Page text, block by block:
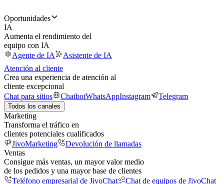
Oportunidades
IA
Aumenta el rendimiento del
equipo con IA
Agente de IA
Asistente de IA
Atención al cliente
Crea una experiencia de atención al
cliente excepcional
Chat para sitios
ChatbotWhatsAppInstagram Telegram
Todos los canales
Marketing
Transforma el tráfico en
clientes potenciales cualificados
JivoMarketing
Devolución de llamadas
Ventas
Consigue más ventas, un mayor valor medio
de los pedidos y una mayor base de clientes
Teléfono empresarial de JivoChat
Chat de equipos de JivoChat